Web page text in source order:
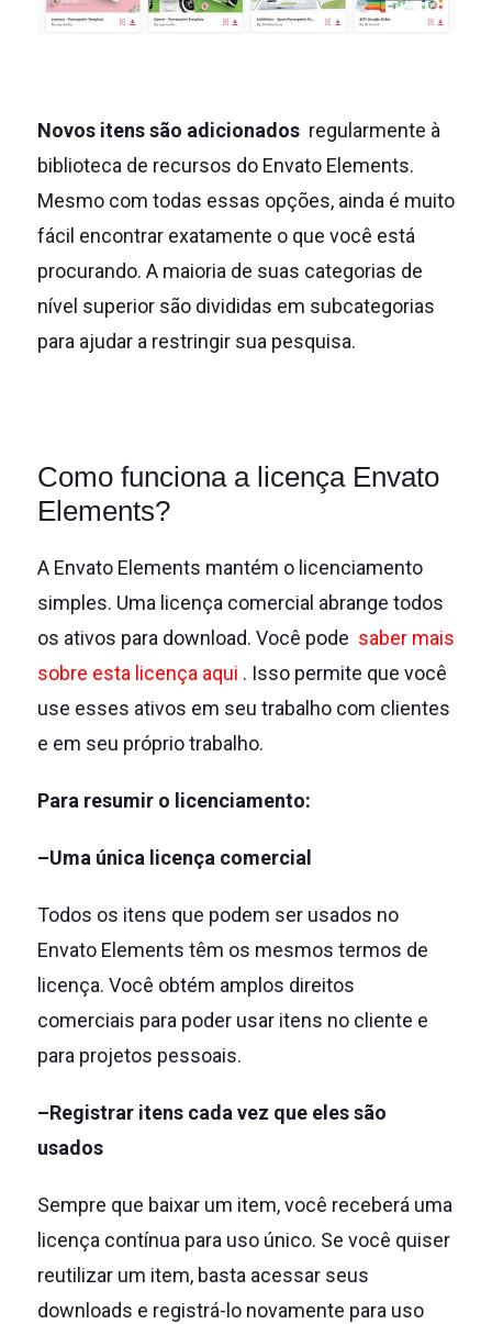
Novos itens são adicionadosregularmente à
biblioteca de recursos do Envato Elements.
Mesmo com todas essas opções, ainda é muito
fácil encontrar exatamente o que você está
procurando. A maioria de suas categorias de
nível superior são divididas em subcategorias
para ajudar a restringir sua pesquisa.
Como funciona a licença Envato
Elements?
A Envato Elements mantém o licenciamento
simples. Uma licença comercial abrange todos
os ativos para download. Você pode saber mais
sobre esta licença aqui . Isso permite que você
use esses ativos em seu trabalho com clientes
e em seu próprio trabalho.
Para resumir o licenciamento:
–Uma única licença comercial
Todos os itens que podem ser usados no
Envato Elements têm os mesmos termos de
licença. Você obtém amplos direitos
comerciais para poder usar itens no cliente e
para projetos pessoais.
–Registrar itens cada vez que eles são
usados
Sempre que baixar um item, você receberá uma
licença contínua para uso único. Se você quiser
reutilizar um item, basta acessar seus
downloads e registrá-lo novamente para uso